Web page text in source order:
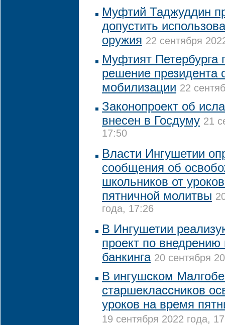
Муфтий Таджуддин
допустить
оружия 22 сентября
Муфтият Петербурга
решение президента
мобилизации 22
Законопроект об
внесен в Госдуму 21
17:50
Власти Ингушетии
сообщения об
школьников от
пятничной молитвы
года, 17:26
В Ингушетии
проект по внедрению
банкинга 20 сентября
В ингушском
старшеклассников
уроков на время
19 сентября 2022 года,